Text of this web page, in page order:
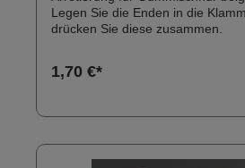
Legen Sie die Enden in die
drücken Sie diese zusammen.
1,70 €*